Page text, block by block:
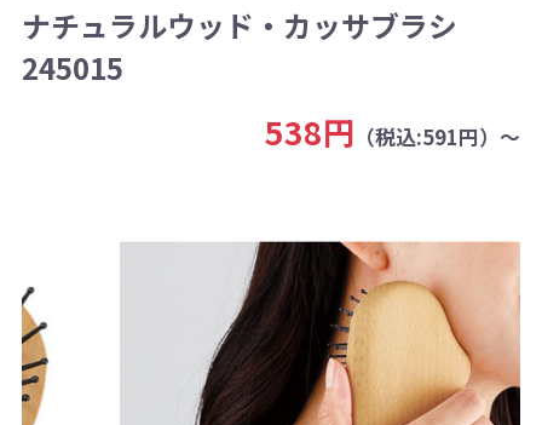
ナチュラルウッド・カッサブラシ
245015
538円 （税込:591円）～